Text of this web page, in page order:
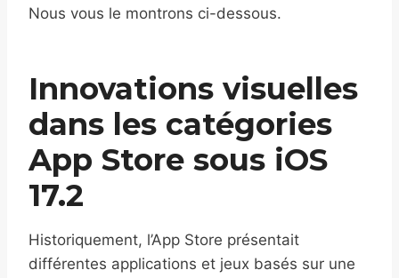
Nous vous le montrons ci-dessous.
Innovations visuelles
dans les catégories
App Store sous iOS
17.2
Historiquement, l’App Store présentait
différentes applications et jeux basés sur une